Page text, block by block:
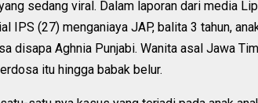
sedang viral. Dalam laporan dari media
IPS (27) menganiaya JAP, balita 3 tahun,
disapa Aghnia Punjabi. Wanita asal Jawa
itu hingga babak belur.